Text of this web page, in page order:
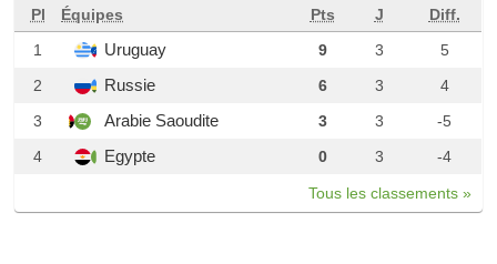
Pl Équipes Pts J
Diff.
1
Uruguay 9 3
5
2
Russie 6 3
4
3
Arabie Saoudite 3 3
-5
4
Egypte 0 3 -4
Tous les classements »